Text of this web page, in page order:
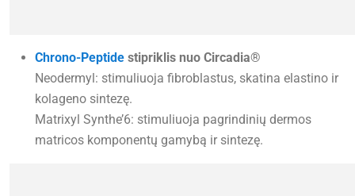
Chrono-Peptide stipriklis nuo Circadia®
Neodermyl: stimuliuoja fibroblastus, skatina elastino ir
kolageno sintezę.
Matrixyl Synthe’6: stimuliuoja pagrindinių dermos
matricos komponentų gamybą ir sintezę.